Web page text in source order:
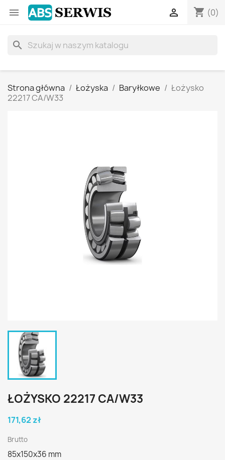
 shopping_cart (0)

search
Strona główna Łożyska Baryłkowe
Łożysko
22217 CA/W33
ŁOŻYSKO 22217 CA/W33
171,62 zł
Brutto
85x150x36 mm